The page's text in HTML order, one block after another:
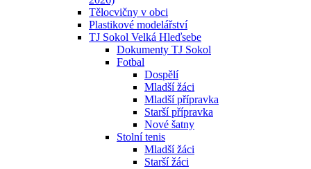
Tělocvičny v obci
Plastikové modelářství
TJ Sokol Velká Hleďsebe
Dokumenty TJ Sokol
Fotbal
Dospělí
Mladší žáci
Mladší přípravka
Starší přípravka
Nové šatny
Stolní tenis
Mladší žáci
Starší žáci